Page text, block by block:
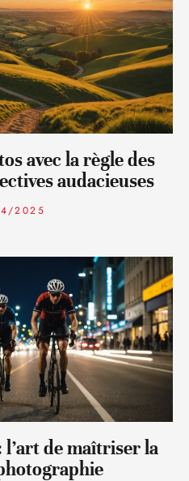
avec la règle des
audacieuses
2025
l’art de maîtriser la